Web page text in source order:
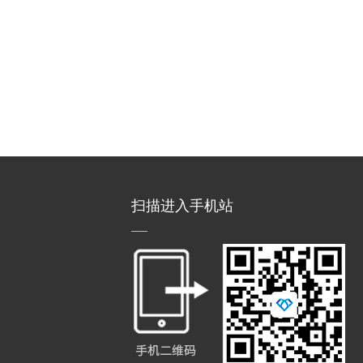
扫描进入手机站